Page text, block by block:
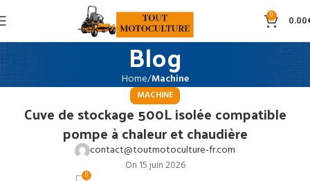
0 0.00
Blog
Home Machine
MACHINE
Cuve de stockage 500L isolée compatible
pompe à chaleur et chaudière
contact@toutmotoculture-fr.com
On 15 juin 2026
0